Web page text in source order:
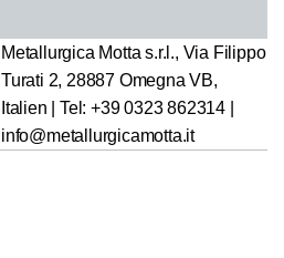
Metallurgica Motta s.r.l., Via Filippo
Turati 2, 28887 Omegna VB,
Italien | Tel: +39 0323 862314 |
info@metallurgicamotta.it